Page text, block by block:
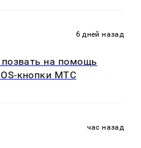
6 дней назад
на помощь
кнопки МТС
час назад